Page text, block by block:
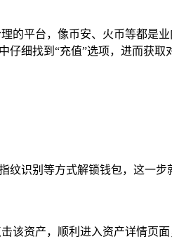
的平台，像币安、火币等都是
细找到“充值”选项，进而获
识别等方式解锁钱包，这一
资产，顺利进入资产详情页